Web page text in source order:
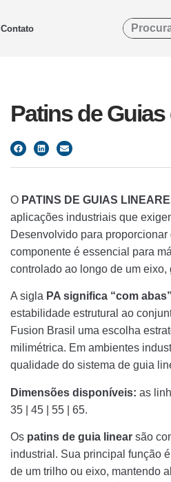
Contato
Patins de
O PATINS DE GUIAS
aplicações industriais que
Desenvolvido para
componente é essencial para
controlado ao longo de um
A sigla PA significa “com abas”
estabilidade estrutural ao
Fusion Brasil uma escolha
milimétrica. Em ambientes
qualidade do sistema de guia
Dimensões disponíveis: as
35 | 45 | 55 | 65.
Os patins de guia linear são
industrial. Sua principal função
de um trilho ou eixo, mantendo